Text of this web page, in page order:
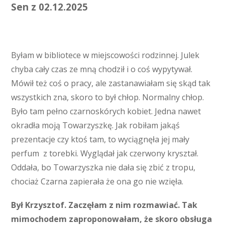
Sen z 02.12.2025
Byłam w bibliotece w miejscowości rodzinnej. Julek
chyba cały czas ze mną chodził i o coś wypytywał.
Mówił też coś o pracy, ale zastanawiałam się skąd tak
wszystkich zna, skoro to był chłop. Normalny chłop.
Było tam pełno czarnoskórych kobiet. Jedna nawet
okradła moją Towarzyszkę. Jak robiłam jakąś
prezentacje czy ktoś tam, to wyciągnęła jej mały
perfum z torebki. Wyglądał jak czerwony kryształ.
Oddała, bo Towarzyszka nie dała się zbić z tropu,
chociaż Czarna zapierała że ona go nie wzięła.
Był Krzysztof. Zaczęłam z nim rozmawiać. Tak
mimochodem zaproponowałam, że skoro obsługa